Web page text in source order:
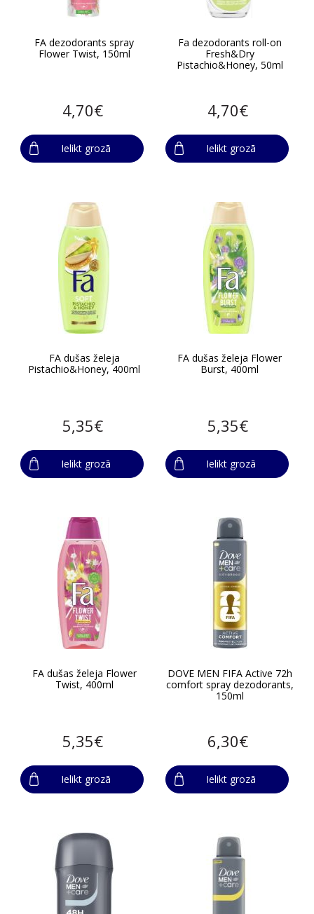
FA dezodorants spray
Flower Twist, 150ml
4,70€
Ielikt grozā
Fa dezodorants roll-on
Fresh&Dry
Pistachio&Honey, 50ml
4,70€
Ielikt grozā
FA dušas želeja
Pistachio&Honey, 400ml
5,35€
Ielikt grozā
FA dušas želeja Flower
Burst, 400ml
5,35€
Ielikt grozā
FA dušas želeja Flower
Twist, 400ml
5,35€
Ielikt grozā
DOVE MEN FIFA Active 72h
comfort spray dezodorants,
150ml
6,30€
Ielikt grozā